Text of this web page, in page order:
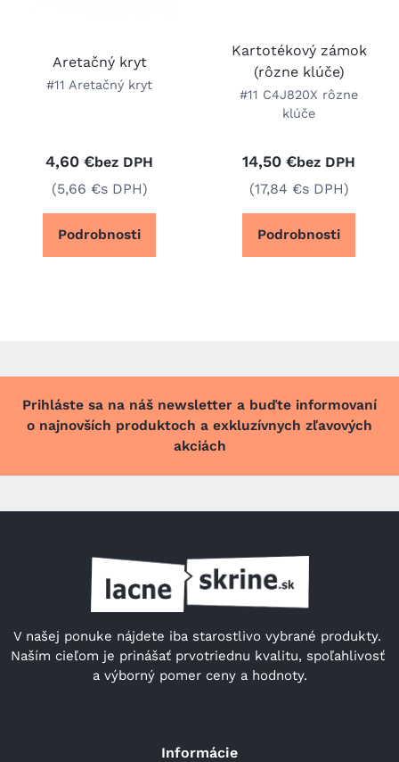
Aretačný kryt
#11 Aretačný kryt
4,60 €bez DPH
(5,66 €s DPH)
Podrobnosti
Kartotékový zámok
(rôzne klúče)
#11 C4J820X rôzne
klúče
14,50 €bez DPH
(17,84 €s DPH)
Podrobnosti
Prihláste sa na náš newsletter a buďte informovaní
o najnovších produktoch a exkluzívnych zľavových
akciách
V našej ponuke nájdete iba starostlivo vybrané produkty.
Naším cieľom je prinášať prvotriednu kvalitu, spoľahlivosť
a výborný pomer ceny a hodnoty.
Informácie